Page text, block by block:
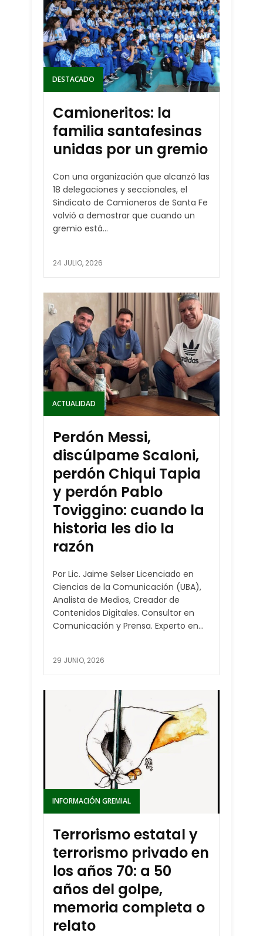
DESTACADO
Camioneritos: la
familia santafesinas
unidas por un gremio
Con una organización que alcanzó las
18 delegaciones y seccionales, el
Sindicato de Camioneros de Santa Fe
volvió a demostrar que cuando un
gremio está...
24 JULIO, 2026
ACTUALIDAD
Perdón Messi,
discúlpame Scaloni,
perdón Chiqui Tapia
y perdón Pablo
Toviggino: cuando la
historia les dio la
razón
Por Lic. Jaime Selser Licenciado en
Ciencias de la Comunicación (UBA),
Analista de Medios, Creador de
Contenidos Digitales. Consultor en
Comunicación y Prensa. Experto en...
29 JUNIO, 2026
INFORMACIÓN GREMIAL
Terrorismo estatal y
terrorismo privado en
los años 70: a 50
años del golpe,
memoria completa o
relato